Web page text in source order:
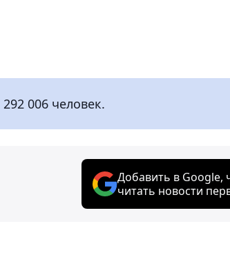
006 человек.
Добавить в Google,
читать новости